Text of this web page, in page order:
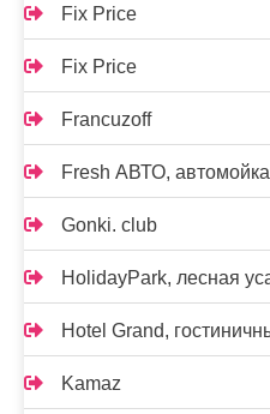
Fix Price
Fix Price
Francuzoff
Fresh АВТО, автомойка
Gonki. club
HolidayPark, лесная
Hotel Grand,
Kamaz